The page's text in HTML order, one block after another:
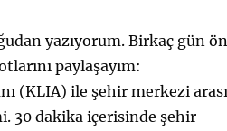
yazıyorum. Birkaç gün
paylaşayım:
(KLIA) ile şehir merkezi
30 dakika içerisinde şehir